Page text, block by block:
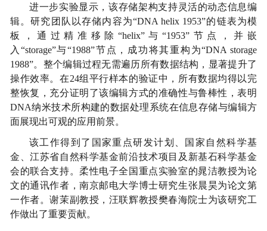
进一步实验显示，该存储架构支持灵活的动态信息编
辑。研究团队以存储内容为“DNA helix 1953”的链表为模
板，通过精准移除“helix”与“1953”节点，并嵌
入“storage”与“1988”节点，成功将其重构为“DNA storage
1988”。整个编辑过程无需遍历所有数据结构，显著提升了
操作效率。在24组平行样本的验证中，所有数据均得以完
整恢复，充分证明了该编辑方式的准确性与鲁棒性，表明
DNA纳米技术所构建的数据处理系统在信息存储与编辑方
面展现出可观的应用前景。
该工作得到了国家重点研发计划、国家自然科学基
金、江苏省自然科学基金前沿技术项目及新基石科学基金
会的联合支持。柔性电子全国重点实验室的晁洁教授为论
文的通讯作者，南京邮电大学博士研究生张晨昊为论文第
一作者。谢茉副教授，汪联辉教授樊春海院士为该研究工
作做出了重要贡献。